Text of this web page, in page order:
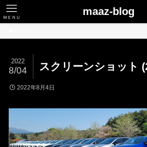
maaz-blog
ＭＥＮＵ
スクリーンショット
2022
8/04
2022年8月4日